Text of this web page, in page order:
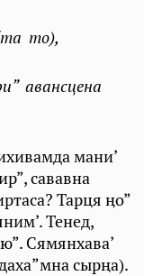
то),
авансцена
мани’
сававна
Тарця ӊо”
Тенед,
Сямянхава’
сырңа).